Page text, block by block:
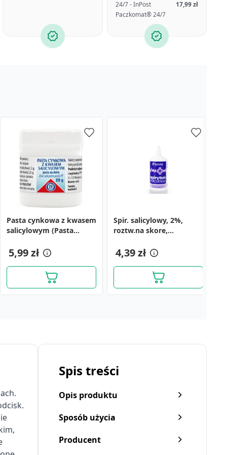
24/7 - InPost
Paczkomat® 24/7
17,99 zł
Pasta cynkowa z kwasem
salicylowym (Pasta
5,99 zł
Spir. salicylowy, 2%,
roztw.na skore,
4,39 zł
Spis treści
Opis produktu
Sposób użycia
Producent